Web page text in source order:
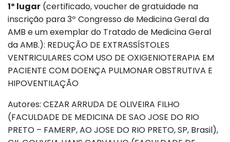
1º lugar (certificado, voucher de gratuidade na
inscrição para 3º Congresso de Medicina Geral da
AMB e um exemplar do Tratado de Medicina Geral
da AMB.): REDUÇÃO DE EXTRASSÍSTOLES
VENTRICULARES COM USO DE OXIGENIOTERAPIA EM
PACIENTE COM DOENÇA PULMONAR OBSTRUTIVA E
HIPOVENTILAÇÃO
Autores: CEZAR ARRUDA DE OLIVEIRA FILHO
(FACULDADE DE MEDICINA DE SAO JOSE DO RIO
PRETO – FAMERP, AO JOSE DO RIO PRETO, SP, Brasil),